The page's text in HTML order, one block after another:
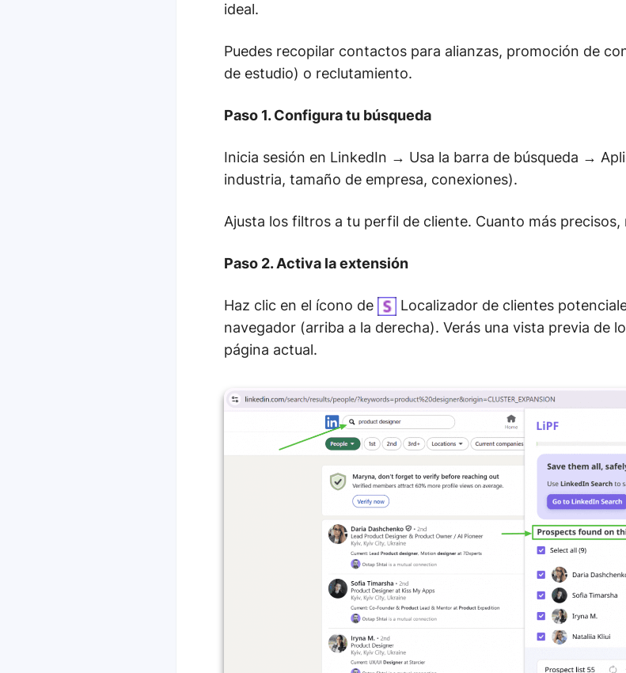
ideal.
Puedes recopilar contactos para alianzas, promoción de
de estudio) o reclutamiento.
Paso 1. Configura tu búsqueda
Inicia sesión en LinkedIn → Usa la barra de búsqueda →
industria, tamaño de empresa, conexiones).
Ajusta los filtros a tu perfil de cliente. Cuanto más precisos,
Paso 2. Activa la extensión
Haz clic en el ícono de
Localizador de clientes
navegador (arriba a la derecha). Verás una vista previa de
página actual.